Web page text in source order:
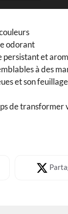
odorant
persistant et
à des
et son
de